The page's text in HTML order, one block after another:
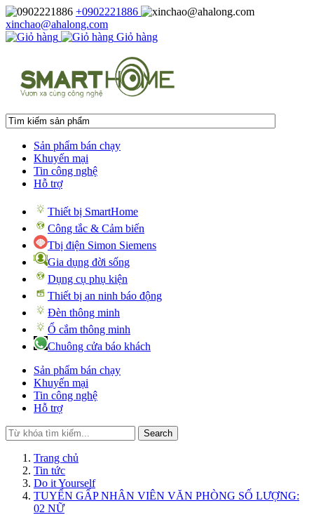
+0902221886
xinchao@ahalong.com
Giỏ hàng
Sản phẩm bán chạy
Khuyến mại
Tin công nghệ
Hỗ trợ
Thiết bị SmartHome
Công tắc & Cảm biến
Tbị điện Simon Siemens
Gia dụng đời sống
Dụng cụ phụ kiện
Thiết bị an ninh báo động
Đèn thông minh
Ổ cắm thông minh
Chuông cửa báo khách
Sản phẩm bán chạy
Khuyến mại
Tin công nghệ
Hỗ trợ
Search
Trang chủ
Tin tức
Do it Yourself
TUYỂN GẤP NHÂN VIÊN VĂN PHÒNG SỐ LƯỢNG:
02 NỮ